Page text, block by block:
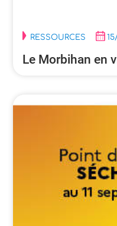
RESSOURCES
Le Morbihan en